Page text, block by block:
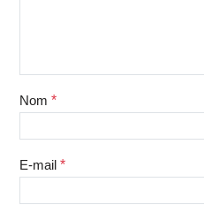
Nom *
E-mail *